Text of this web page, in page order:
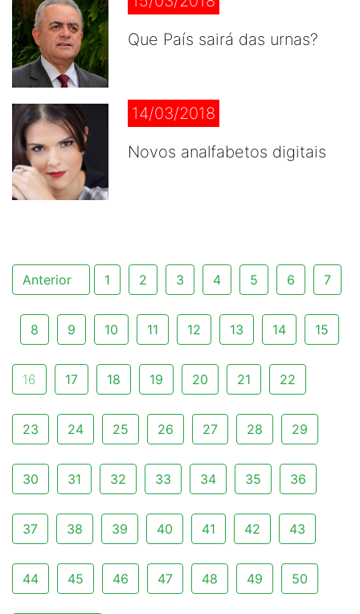
Que País sairá das urnas?
14/03/2018
Novos analfabetos digitais
Anterior 1 2 3 4 5 6 7
8 9 10 11 12 13 14 15
16 17 18 19 20 21 22
23 24 25 26 27 28 29
30 31 32 33 34 35 36
37 38 39 40 41 42 43
44 45 46 47 48 49 50